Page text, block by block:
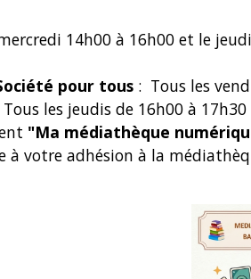
14h00 à 16h00 et le
pour tous : Tous les
les jeudis de 16h00 à 17h30
"Ma médiathèque
à votre adhésion à la